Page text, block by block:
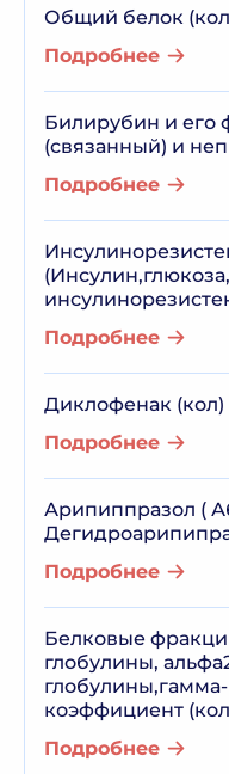
Общий белок
Подробнее
Билирубин и его
(связанный) и
Подробнее
Подробнее
Диклофенак (кол)
Подробнее
Арипиппразол (
Подробнее
Белковые
глобулины,
коэффициент
Подробнее